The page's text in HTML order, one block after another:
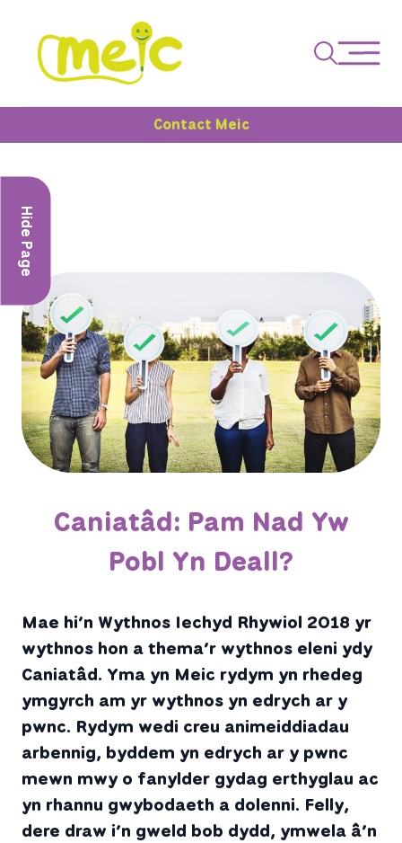
Contact Meic
Hide Page
Caniatâd: Pam Nad Yw
Pobl Yn Deall?
Mae hi’n Wythnos Iechyd Rhywiol 2018 yr
wythnos hon a thema’r wythnos eleni ydy
Caniatâd. Yma yn Meic rydym yn rhedeg
ymgyrch am yr wythnos yn edrych ar y
pwnc. Rydym wedi creu animeiddiadau
arbennig, byddem yn edrych ar y pwnc
mewn mwy o fanylder gydag erthyglau ac
yn rhannu gwybodaeth a dolenni. Felly,
dere draw i’n gweld bob dydd, ymwela â’n